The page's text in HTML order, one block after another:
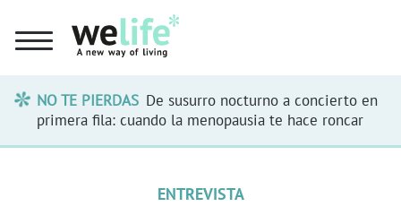
NO TE PIERDAS De susurro nocturno a concierto en
primera fila: cuando la menopausia te hace roncar
ENTREVISTA